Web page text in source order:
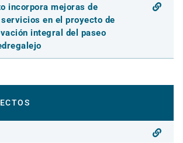
incorpora mejoras de
en el proyecto de
integral del paseo